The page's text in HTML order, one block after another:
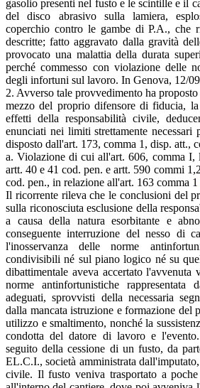
gasolio presenti nel fusto e le scintille e il
del disco abrasivo sulla lamiera,
coperchio contro le gambe di P.A., che
descritte; fatto aggravato dalla gravità
provocato una malattia della durata
perché commesso con violazione delle
degli infortuni sul lavoro. In Genova, 12/
2. Avverso tale provvedimento ha
mezzo del proprio difensore di fiducia,
effetti della responsabilità civile,
enunciati nei limiti strettamente necessari
disposto dall'art. 173, comma 1, disp. att.,
a. Violazione di cui all'art. 606, comma I,
artt. 40 e 41 cod. pen. e artt. 590 commi
cod. pen., in relazione all'art. 163 comma 1
Il ricorrente rileva che le conclusioni del
sulla riconosciuta esclusione della
a causa della natura esorbitante e
conseguente interruzione del nesso di
l'inosservanza delle norme
condivisibili né sul piano logico né su
dibattimentale aveva accertato l'avvenuta
norme antinfortunistiche
adeguati, sprovvisti della necessaria
dalla mancata istruzione e formazione del
utilizzo e smaltimento, nonché la
condotta del datore di lavoro e
seguito della cessione di un fusto, da
EL.C.I., società amministrata
civile. Il fusto veniva trasportato a